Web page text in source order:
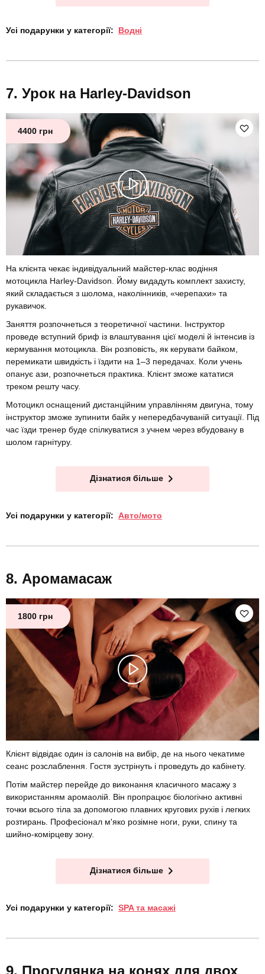
Усі подарунки у категорії: Водні
Урок на Harley-Davidson
4400 грн
На клієнта чекає індивідуальний майстер-клас водіння
мотоцикла Harley-Davidson. Йому видадуть комплект захисту,
який складається з шолома, наколінників, «черепахи» та
рукавичок.
Заняття розпочнеться з теоретичної частини. Інструктор
проведе вступний бриф із влаштування цієї моделі й інтенсив із
кермування мотоцикла. Він розповість, як керувати байком,
перемикати швидкість і їздити на 1–3 передачах. Коли учень
опанує ази, розпочнеться практика. Клієнт зможе кататися
треком решту часу.
Мотоцикл оснащений дистанційним управлінням двигуна, тому
інструктор зможе зупинити байк у непередбачуваній ситуації. Під
час їзди тренер буде спілкуватися з учнем через вбудовану в
шолом гарнітуру.
Дізнатися більше
Усі подарунки у категорії: Авто/мото
Аромамасаж
1800 грн
Клієнт відвідає один із салонів на вибір, де на нього чекатиме
сеанс розслаблення. Гостя зустрінуть і проведуть до кабінету.
Потім майстер перейде до виконання класичного масажу з
використанням аромаолій. Він пропрацює біологічно активні
точки всього тіла за допомогою плавних кругових рухів і легких
розтирань. Професіонал м'яко розімне ноги, руки, спину та
шийно-комірцеву зону.
Дізнатися більше
Усі подарунки у категорії: SPA та масажі
Прогулянка на конях для двох